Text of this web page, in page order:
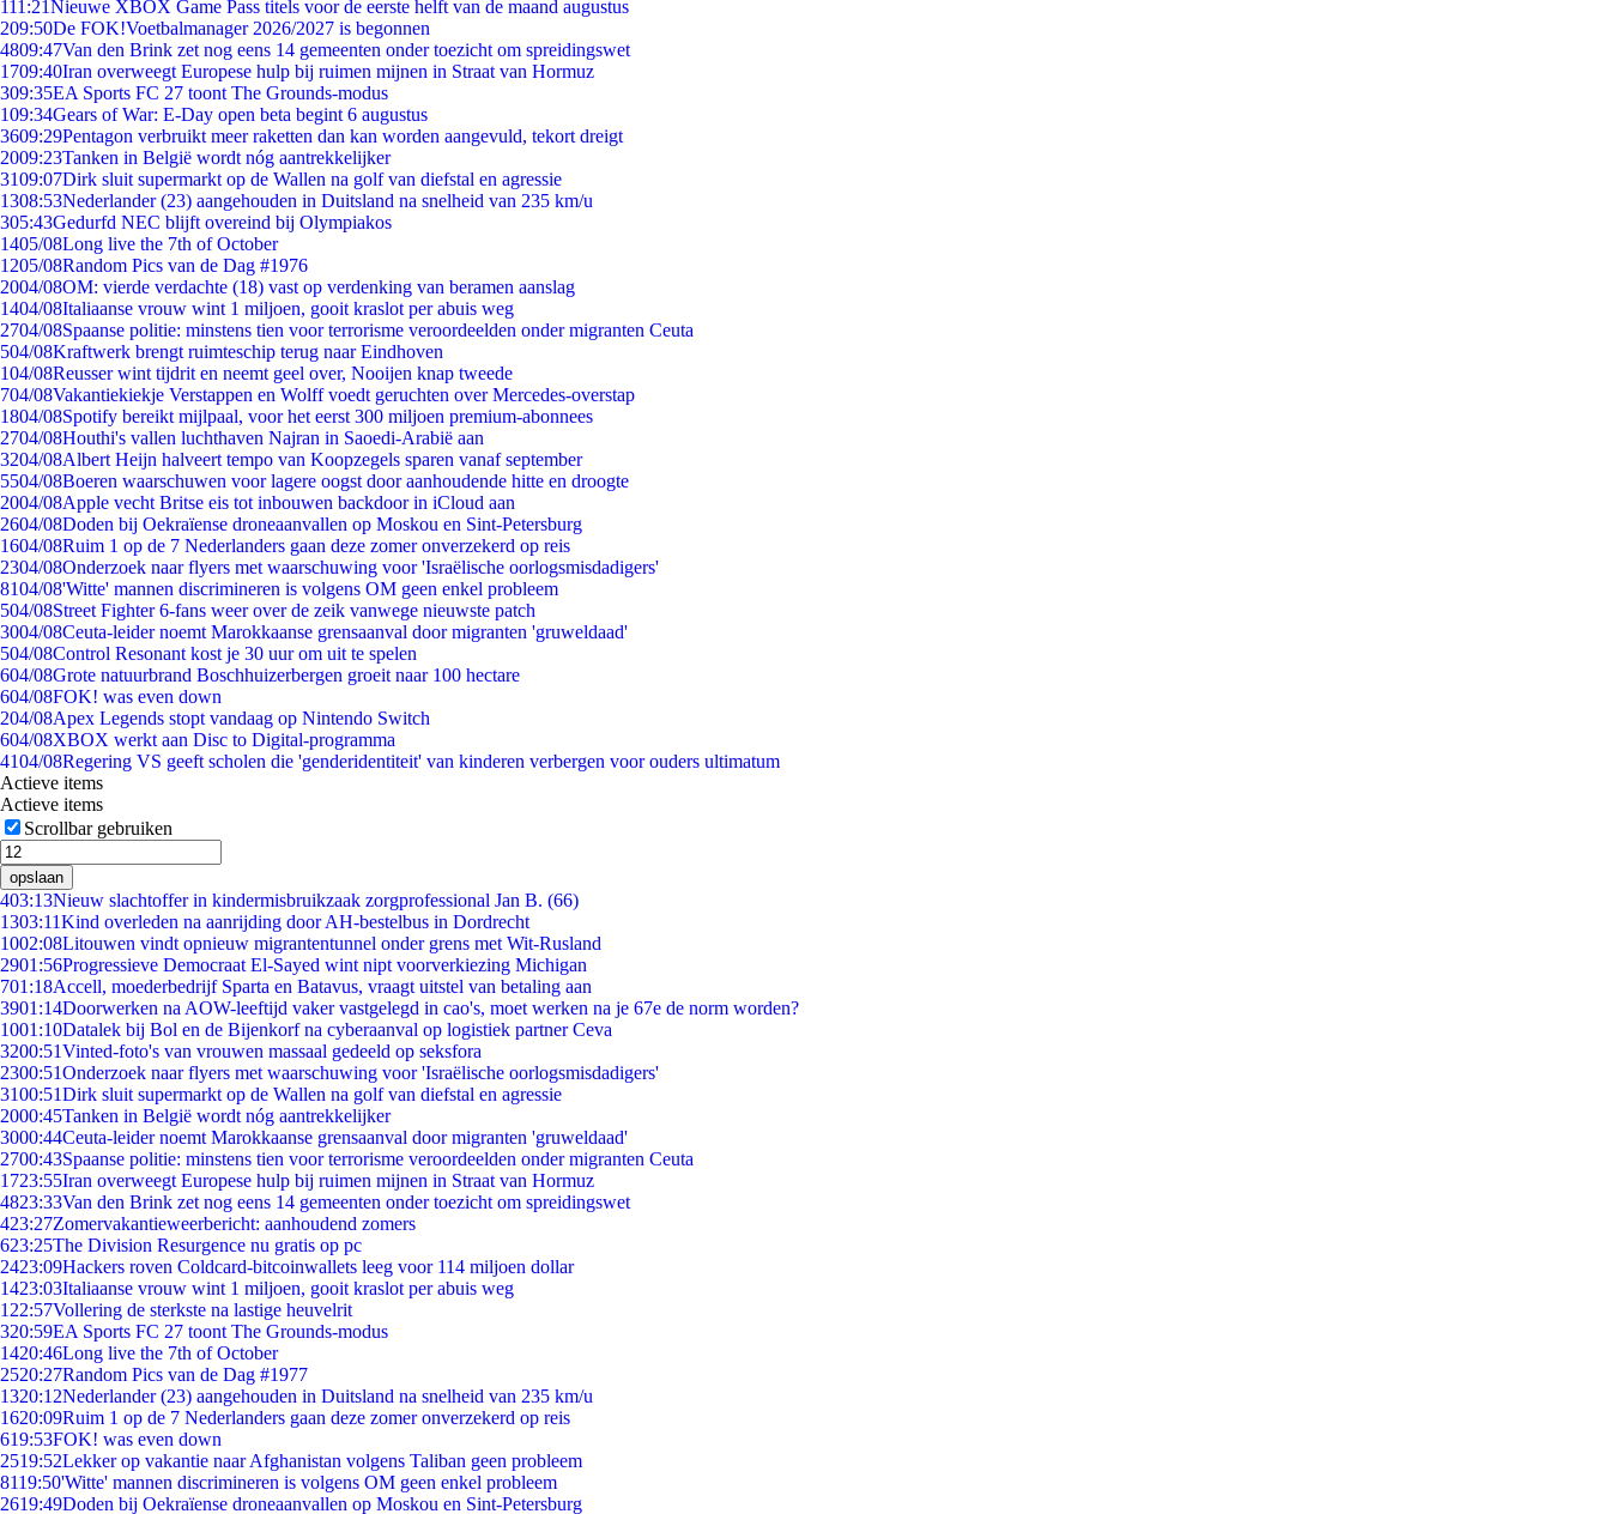
111:21Nieuwe XBOX Game Pass titels voor de eerste helft van de maand augustus
209:50De FOK!Voetbalmanager 2026/2027 is begonnen
4809:47Van den Brink zet nog eens 14 gemeenten onder toezicht om spreidingswet
1709:40Iran overweegt Europese hulp bij ruimen mijnen in Straat van Hormuz
309:35EA Sports FC 27 toont The Grounds-modus
109:34Gears of War: E-Day open beta begint 6 augustus
3609:29Pentagon verbruikt meer raketten dan kan worden aangevuld, tekort dreigt
2009:23Tanken in België wordt nóg aantrekkelijker
3109:07Dirk sluit supermarkt op de Wallen na golf van diefstal en agressie
1308:53Nederlander (23) aangehouden in Duitsland na snelheid van 235 km/u
305:43Gedurfd NEC blijft overeind bij Olympiakos
1405/08Long live the 7th of October
1205/08Random Pics van de Dag #1976
2004/08OM: vierde verdachte (18) vast op verdenking van beramen aanslag
1404/08Italiaanse vrouw wint 1 miljoen, gooit kraslot per abuis weg
2704/08Spaanse politie: minstens tien voor terrorisme veroordeelden onder migranten Ceuta
504/08Kraftwerk brengt ruimteschip terug naar Eindhoven
104/08Reusser wint tijdrit en neemt geel over, Nooijen knap tweede
704/08Vakantiekiekje Verstappen en Wolff voedt geruchten over Mercedes-overstap
1804/08Spotify bereikt mijlpaal, voor het eerst 300 miljoen premium-abonnees
2704/08Houthi's vallen luchthaven Najran in Saoedi-Arabië aan
3204/08Albert Heijn halveert tempo van Koopzegels sparen vanaf september
5504/08Boeren waarschuwen voor lagere oogst door aanhoudende hitte en droogte
2004/08Apple vecht Britse eis tot inbouwen backdoor in iCloud aan
2604/08Doden bij Oekraïense droneaanvallen op Moskou en Sint-Petersburg
1604/08Ruim 1 op de 7 Nederlanders gaan deze zomer onverzekerd op reis
2304/08Onderzoek naar flyers met waarschuwing voor 'Israëlische oorlogsmisdadigers'
8104/08'Witte' mannen discrimineren is volgens OM geen enkel probleem
504/08Street Fighter 6-fans weer over de zeik vanwege nieuwste patch
3004/08Ceuta-leider noemt Marokkaanse grensaanval door migranten 'gruweldaad'
504/08Control Resonant kost je 30 uur om uit te spelen
604/08Grote natuurbrand Boschhuizerbergen groeit naar 100 hectare
604/08FOK! was even down
204/08Apex Legends stopt vandaag op Nintendo Switch
604/08XBOX werkt aan Disc to Digital-programma
4104/08Regering VS geeft scholen die 'genderidentiteit' van kinderen verbergen voor ouders ultimatum
Actieve items
Actieve items
Scrollbar gebruiken
opslaan
403:13Nieuw slachtoffer in kindermisbruikzaak zorgprofessional Jan B. (66)
1303:11Kind overleden na aanrijding door AH-bestelbus in Dordrecht
1002:08Litouwen vindt opnieuw migrantentunnel onder grens met Wit-Rusland
2901:56Progressieve Democraat El-Sayed wint nipt voorverkiezing Michigan
701:18Accell, moederbedrijf Sparta en Batavus, vraagt uitstel van betaling aan
3901:14Doorwerken na AOW-leeftijd vaker vastgelegd in cao's, moet werken na je 67e de norm worden?
1001:10Datalek bij Bol en de Bijenkorf na cyberaanval op logistiek partner Ceva
3200:51Vinted-foto's van vrouwen massaal gedeeld op seksfora
2300:51Onderzoek naar flyers met waarschuwing voor 'Israëlische oorlogsmisdadigers'
3100:51Dirk sluit supermarkt op de Wallen na golf van diefstal en agressie
2000:45Tanken in België wordt nóg aantrekkelijker
3000:44Ceuta-leider noemt Marokkaanse grensaanval door migranten 'gruweldaad'
2700:43Spaanse politie: minstens tien voor terrorisme veroordeelden onder migranten Ceuta
1723:55Iran overweegt Europese hulp bij ruimen mijnen in Straat van Hormuz
4823:33Van den Brink zet nog eens 14 gemeenten onder toezicht om spreidingswet
423:27Zomervakantieweerbericht: aanhoudend zomers
623:25The Division Resurgence nu gratis op pc
2423:09Hackers roven Coldcard-bitcoinwallets leeg voor 114 miljoen dollar
1423:03Italiaanse vrouw wint 1 miljoen, gooit kraslot per abuis weg
1 22:57Vollering de sterkste na lastige heuvelrit
320:59EA Sports FC 27 toont The Grounds-modus
1420:46Long live the 7th of October
2520:27Random Pics van de Dag #1977
1320:12Nederlander (23) aangehouden in Duitsland na snelheid van 235 km/u
1620:09Ruim 1 op de 7 Nederlanders gaan deze zomer onverzekerd op reis
619:53FOK! was even down
2519:52Lekker op vakantie naar Afghanistan volgens Taliban geen probleem
8119:50'Witte' mannen discrimineren is volgens OM geen enkel probleem
2619:49Doden bij Oekraïense droneaanvallen op Moskou en Sint-Petersburg